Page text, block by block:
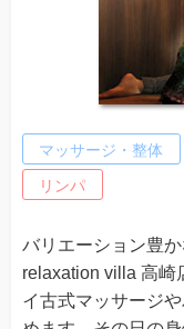
マッサージ・整体
リンパ
バリエーション豊
relaxation villa 高崎
イ古式マッサージ